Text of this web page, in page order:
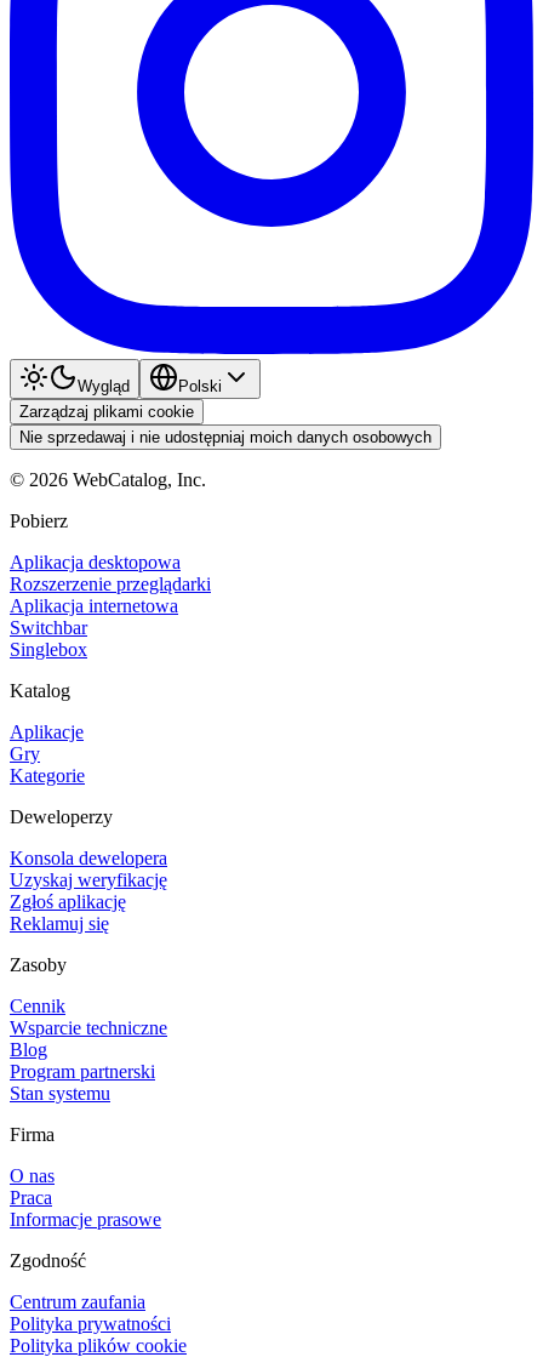
Wygląd
Polski
Zarządzaj plikami cookie
Nie sprzedawaj i nie udostępniaj moich danych osobowych
© 2026 WebCatalog, Inc.
Pobierz
Aplikacja desktopowa
Rozszerzenie przeglądarki
Aplikacja internetowa
Switchbar
Singlebox
Katalog
Aplikacje
Gry
Kategorie
Deweloperzy
Konsola dewelopera
Uzyskaj weryfikację
Zgłoś aplikację
Reklamuj się
Zasoby
Cennik
Wsparcie techniczne
Blog
Program partnerski
Stan systemu
Firma
O nas
Praca
Informacje prasowe
Zgodność
Centrum zaufania
Polityka prywatności
Polityka plików cookie